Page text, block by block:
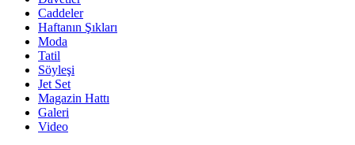
Caddeler
Haftanın Şıkları
Moda
Tatil
Söyleşi
Jet Set
Magazin Hattı
Galeri
Video